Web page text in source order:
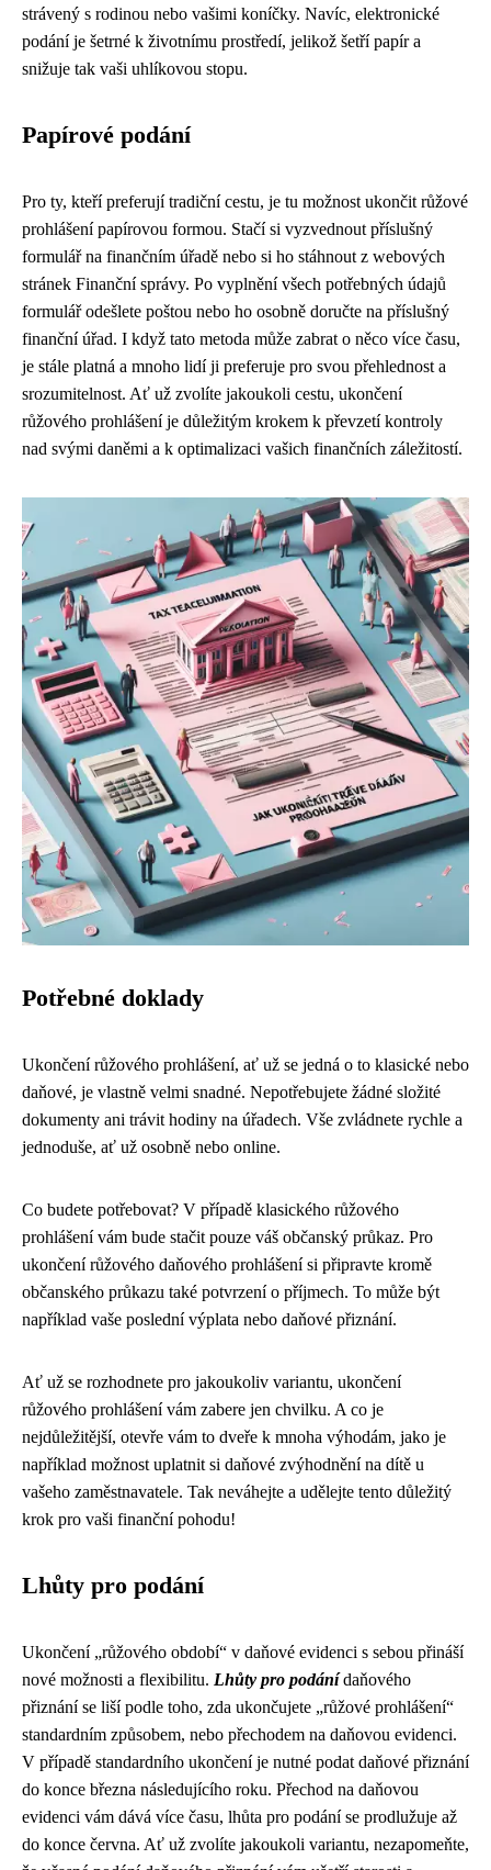
strávený s rodinou nebo vašimi koníčky. Navíc, elektronické
podání je šetrné k životnímu prostředí, jelikož šetří papír a
snižuje tak vaši uhlíkovou stopu.
Papírové podání
Pro ty, kteří preferují tradiční cestu, je tu možnost ukončit růžové
prohlášení papírovou formou. Stačí si vyzvednout příslušný
formulář na finančním úřadě nebo si ho stáhnout z webových
stránek Finanční správy. Po vyplnění všech potřebných údajů
formulář odešlete poštou nebo ho osobně doručte na příslušný
finanční úřad. I když tato metoda může zabrat o něco více času,
je stále platná a mnoho lidí ji preferuje pro svou přehlednost a
srozumitelnost. Ať už zvolíte jakoukoli cestu, ukončení
růžového prohlášení je důležitým krokem k převzetí kontroly
nad svými daněmi a k optimalizaci vašich finančních záležitostí.
Potřebné doklady
Ukončení růžového prohlášení, ať už se jedná o to klasické nebo
daňové, je vlastně velmi snadné. Nepotřebujete žádné složité
dokumenty ani trávit hodiny na úřadech. Vše zvládnete rychle a
jednoduše, ať už osobně nebo online.
Co budete potřebovat? V případě klasického růžového
prohlášení vám bude stačit pouze váš občanský průkaz. Pro
ukončení růžového daňového prohlášení si připravte kromě
občanského průkazu také potvrzení o příjmech. To může být
například vaše poslední výplata nebo daňové přiznání.
Ať už se rozhodnete pro jakoukoliv variantu, ukončení
růžového prohlášení vám zabere jen chvilku. A co je
nejdůležitější, otevře vám to dveře k mnoha výhodám, jako je
například možnost uplatnit si daňové zvýhodnění na dítě u
vašeho zaměstnavatele. Tak neváhejte a udělejte tento důležitý
krok pro vaši finanční pohodu!
Lhůty pro podání
Ukončení „růžového období“ v daňové evidenci s sebou přináší
nové možnosti a flexibilitu. Lhůty pro podánídaňového
přiznání se liší podle toho, zda ukončujete „růžové prohlášení“
standardním způsobem, nebo přechodem na daňovou evidenci.
V případě standardního ukončení je nutné podat daňové přiznání
do konce března následujícího roku. Přechod na daňovou
evidenci vám dává více času, lhůta pro podání se prodlužuje až
do konce června. Ať už zvolíte jakoukoli variantu, nezapomeňte,